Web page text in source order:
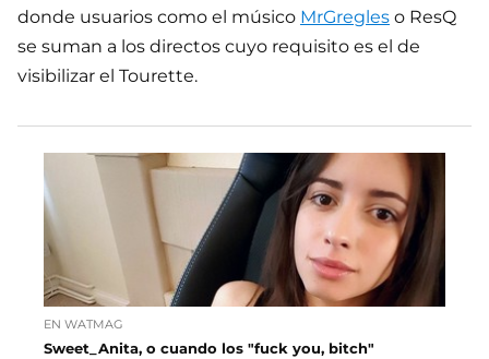
donde usuarios como el músico MrGregles o ResQ
se suman a los directos cuyo requisito es el de
visibilizar el Tourette.
EN WATMAG
Sweet_Anita, o cuando los "fuck you, bitch"